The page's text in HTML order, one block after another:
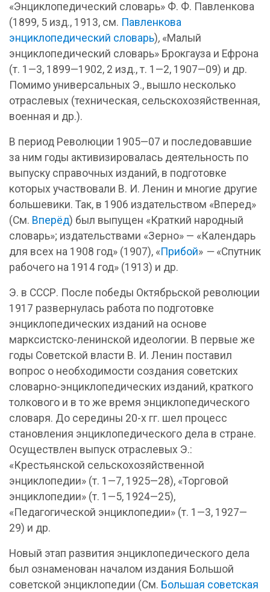
«Энциклопедический словарь» Ф. Ф. Павленкова
(1899, 5 изд., 1913, см. Павленкова
энциклопедический словарь), «Малый
энциклопедический словарь» Брокгауза и Ефрона
(т. 1—3, 1899—1902, 2 изд., т. 1—2, 1907—09) и др.
Помимо универсальных Э., вышло несколько
отраслевых (техническая, сельскохозяйственная,
военная и др.).
В период Революции 1905—07 и последовавшие
за ним годы активизировалась деятельность по
выпуску справочных изданий, в подготовке
которых участвовали В. И. Ленин и многие другие
большевики. Так, в 1906 издательством «Вперед»
(См. Вперёд) был выпущен «Краткий народный
словарь»; издательствами «Зерно» — «Календарь
для всех на 1908 год» (1907), «Прибой» —«Спутник
рабочего на 1914 год» (1913) и др.
Э. в СССР. После победы Октябрьской революции
1917 развернулась работа по подготовке
энциклопедических изданий на основе
марксистско-ленинской идеологии. В первые же
годы Советской власти В. И. Ленин поставил
вопрос о необходимости создания советских
словарно-энциклопедических изданий, краткого
толкового и в то же время энциклопедического
словаря. До середины 20-х гг. шел процесс
становления энциклопедического дела в стране.
Осуществлен выпуск отраслевых Э.:
«Крестьянской сельскохозяйственной
энциклопедии» (т. 1—7, 1925—28), «Торговой
энциклопедии» (т. 1—5, 1924—25),
«Педагогической энциклопедии» (т. 1—3, 1927—
29) и др.
Новый этап развития энциклопедического дела
был ознаменован началом издания Большой
советской энциклопедии (См. Большая советская